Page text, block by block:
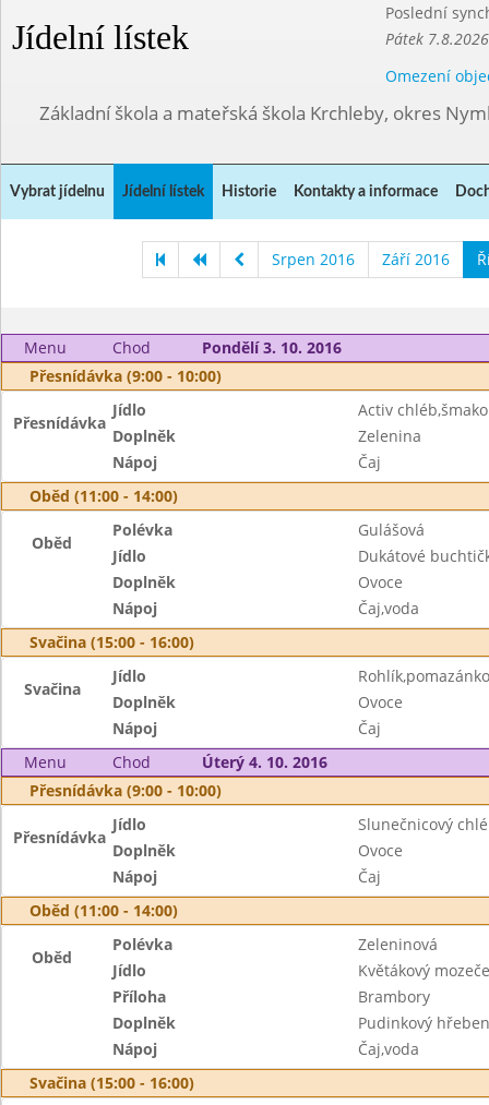
Jídelní lístek
Poslední
Pátek
Omezení
Základní škola a mateřská škola Krchleby, okres
Vybrat jídelnu Jídelní lístek Historie Kontakty a informace
Srpen 2016 Září 2016
Menu Chod
Pondělí 3. 10. 2016
Přesnídávka (9:00 - 10:00)
Přesnídávka
Jídlo
Activ
Doplněk
Zelenina
Nápoj
Čaj
Oběd (11:00 - 14:00)
Oběd
Polévka
Gulášová
Jídlo
Dukátové
Doplněk
Ovoce
Nápoj
Čaj,voda
Svačina (15:00 - 16:00)
Svačina
Jídlo
Doplněk
Ovoce
Nápoj
Čaj
Menu
Chod
Úterý 4. 10. 2016
Přesnídávka (9:00 - 10:00)
Přesnídávka
Jídlo
Slunečnicový
Doplněk
Ovoce
Nápoj
Čaj
Oběd (11:00 - 14:00)
Oběd
Polévka
Zeleninová
Jídlo
Květákový
Příloha
Brambory
Doplněk
Pudinkový hřeben
Nápoj
Čaj,voda
Svačina (15:00 - 16:00)